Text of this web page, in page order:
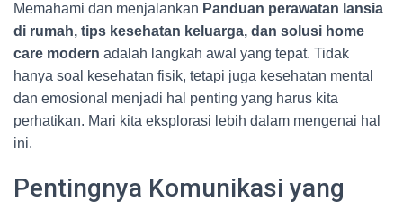
Memahami dan menjalankan Panduan perawatan lansia
di rumah, tips kesehatan keluarga, dan solusi home
care modern adalah langkah awal yang tepat. Tidak
hanya soal kesehatan fisik, tetapi juga kesehatan mental
dan emosional menjadi hal penting yang harus kita
perhatikan. Mari kita eksplorasi lebih dalam mengenai hal
ini.
Pentingnya Komunikasi yang